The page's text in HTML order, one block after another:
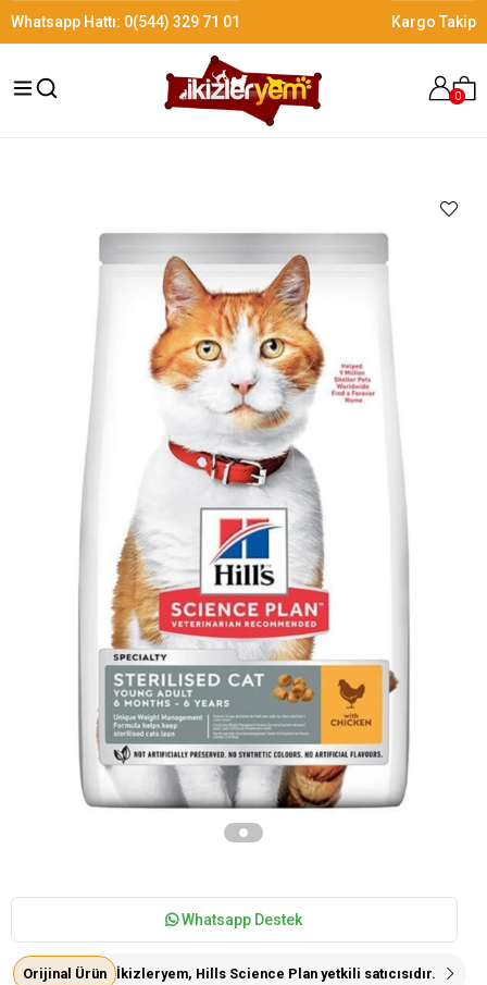
Whatsapp Hattı: 0(544) 329 71 01 Kargo Takip
0
Whatsapp Destek
Orijinal Ürün İkizleryem, Hills Science Plan yetkili satıcısıdır.